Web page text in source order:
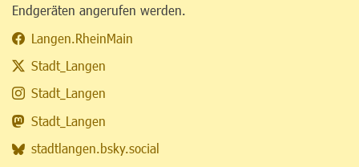
Endgeräten angerufen werden.
Langen.RheinMain
Stadt_Langen
Stadt_Langen
Stadt_Langen
stadtlangen.bsky.social